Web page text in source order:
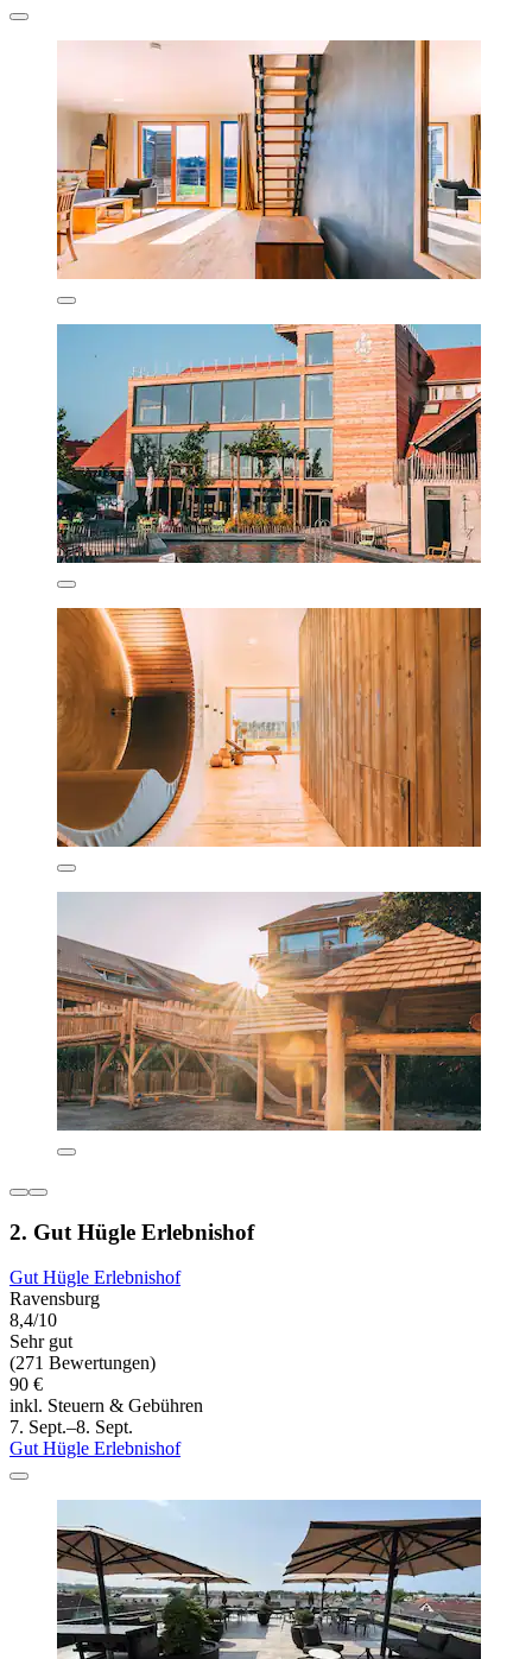
2. Gut Hügle Erlebnishof
Gut Hügle Erlebnishof
Ravensburg
8,4/10
Sehr gut
(271 Bewertungen)
90 €
inkl. Steuern & Gebühren
7. Sept.–8. Sept.
Gut Hügle Erlebnishof